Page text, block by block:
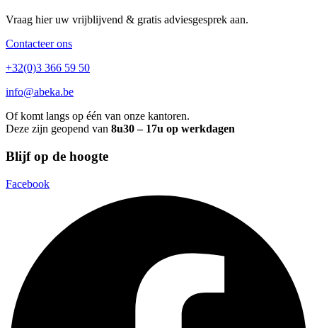
Vraag hier uw vrijblijvend & gratis adviesgesprek aan.
Contacteer ons
+32(0)3 366 59 50
info@abeka.be
Of komt langs op één van onze kantoren.
Deze zijn geopend van 8u30 – 17u op werkdagen
Blijf op de hoogte
Facebook